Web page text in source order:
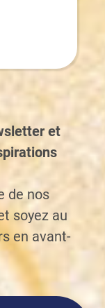
et
de nos
soyez au
en avant-